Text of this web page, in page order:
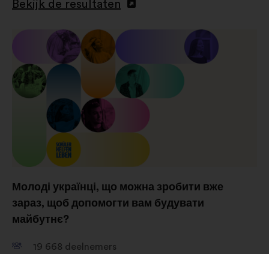
Bekijk de resultaten
Молоді українці, що можна зробити вже
зараз, щоб допомогти вам будувати
майбутнє?
19 668 deelnemers
impact via sociale netwerken te